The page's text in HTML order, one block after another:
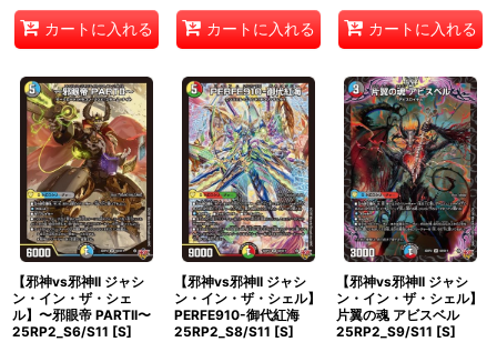
カートに入れる カートに入れる カートに入れる
【邪神vs邪神II ジャシ
ン・イン・ザ・シェ
ル】〜邪眼帝 PARTII〜
25RP2_S6/S11 [S]
【邪神vs邪神II ジャシ
ン・イン・ザ・シェル】
PERFE910-御代紅海
25RP2_S8/S11 [S]
【邪神vs邪神II ジャシ
ン・イン・ザ・シェル】
片翼の魂 アビスベル
25RP2_S9/S11 [S]